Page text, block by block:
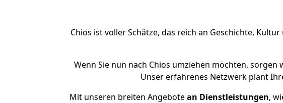
Chios ist voller Schätze, das reich an Geschichte,
Wenn Sie nun nach Chios umziehen möchten,
Unser erfahrenes Netzwerk plant
Mit unseren breiten Angebotean Dienstleistungen,